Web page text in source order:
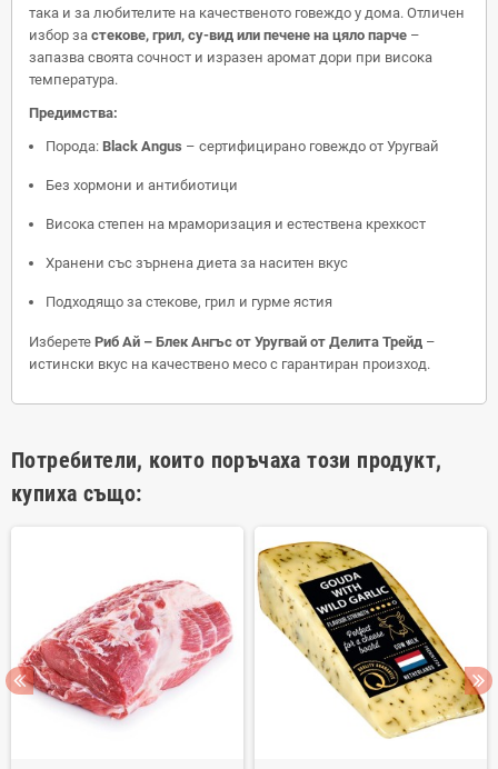
така и за любителите на качественото говеждо у дома. Отличен
избор за стекове, грил, су-вид или печене на цяло парче –
запазва своята сочност и изразен аромат дори при висока
температура.
Предимства:
Порода: Black Angus – сертифицирано говеждо от Уругвай
Без хормони и антибиотици
Висока степен на мраморизация и естествена крехкост
Хранени със зърнена диета за наситен вкус
Подходящо за стекове, грил и гурме ястия
Изберете Риб Ай – Блек Ангъс от Уругвай от Делита Трейд –
истински вкус на качествено месо с гарантиран произход.
Потребители, които поръчаха този продукт,
купиха също: